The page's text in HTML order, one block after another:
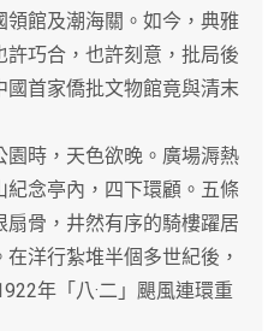
館及潮海關。如今，典雅
巧合，也許刻意，批局後
首家僑批文物館竟與清末
時，天色欲晚。廣場溽熱
念亭內，四下環顧。五條
骨，井然有序的騎樓躍居
洋行紮堆半個多世紀後，
年「八·二」颶風連環重